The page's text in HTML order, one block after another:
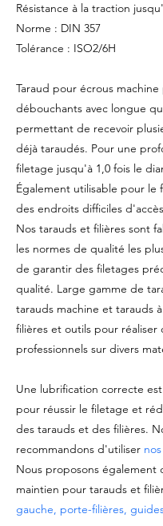
Résistance à la traction
Norme : DIN 357
Tolérance : ISO2/6H
Taraud pour écrous
débouchants avec longue
permettant de recevoir
déjà taraudés. Pour une
filetage jusqu'à 1,0 fois le
Également utilisable pour le
des endroits difficiles
Nos tarauds et filières sont
les normes de qualité les
de garantir des filetages
qualité. Large gamme de
tarauds machine et tarauds
filières et outils pour réaliser
professionnels sur divers
Une lubrification correcte
pour réussir le filetage et
des tarauds et des filières.
recommandons d'utiliser
Nous proposons également
maintien pour tarauds et
gauche, porte-filières,